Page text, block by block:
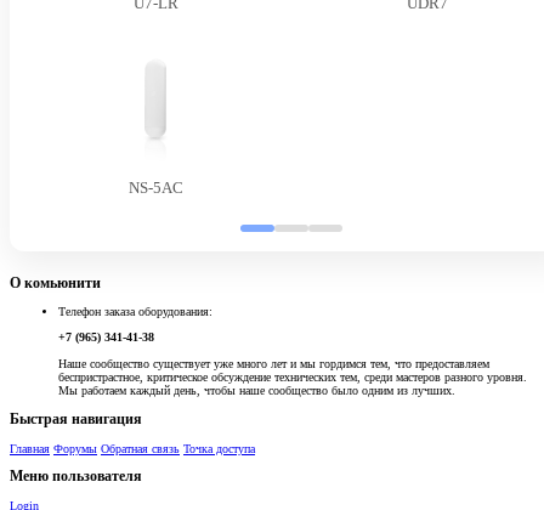
NS-5AC
О комьюнити
Телефон заказа оборудования:
+7 (965) 341-41-38
Наше сообщество существует уже много лет и мы гордимся тем, что предоставляем
беспристрастное, критическое обсуждение технических тем, среди мастеров разного уровня.
Мы работаем каждый день, чтобы наше сообщество было одним из лучших.
Быстрая навигация
Главная Форумы Обратная связь Точка доступа
Меню пользователя
Login